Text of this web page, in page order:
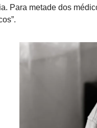
Para metade dos